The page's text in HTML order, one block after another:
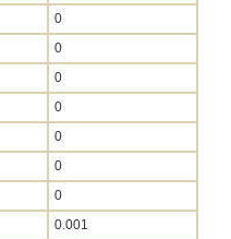
0
0
0
0
0
0
0
0.001